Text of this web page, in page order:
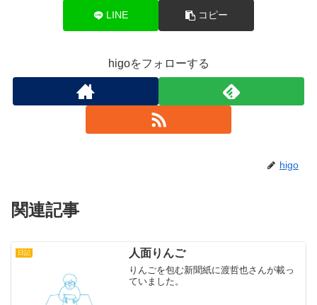
LINE コピー
higoをフォローする
higo
関連記事
日記 人面りんご
りんごを包む新聞紙に渡哲也さんが載っ
ていました。